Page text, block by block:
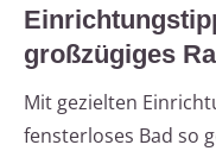
großzügiges
Mit gezielten
fensterloses Bad so